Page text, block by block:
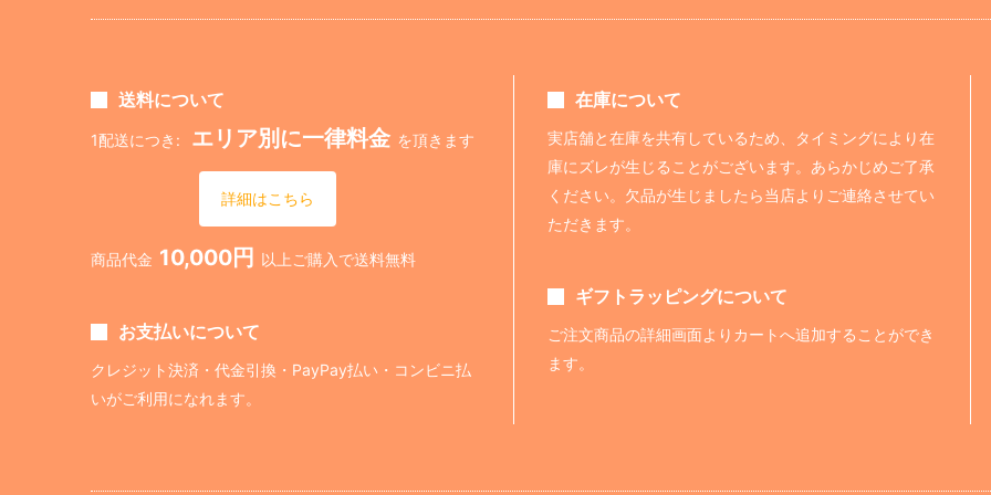
送料について
1配送につき: エリア別に一律料金 を頂きます
詳細はこちら
商品代金 10,000円 以上ご購入で送料無料
お支払いについて
クレジット決済・代金引換・PayPay払い・コンビニ払
いがご利用になれます。
在庫について
実店舗と在庫を共有しているため、タイミングにより在
庫にズレが生じることがございます。あらかじめご了承
ください。欠品が生じましたら当店よりご連絡させてい
ただきます。
ギフトラッピングについて
ご注文商品の詳細画面よりカートへ追加することができ
ます。